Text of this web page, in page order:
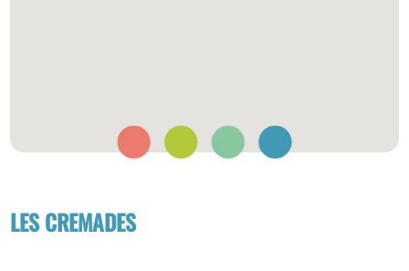
LES CREMADES